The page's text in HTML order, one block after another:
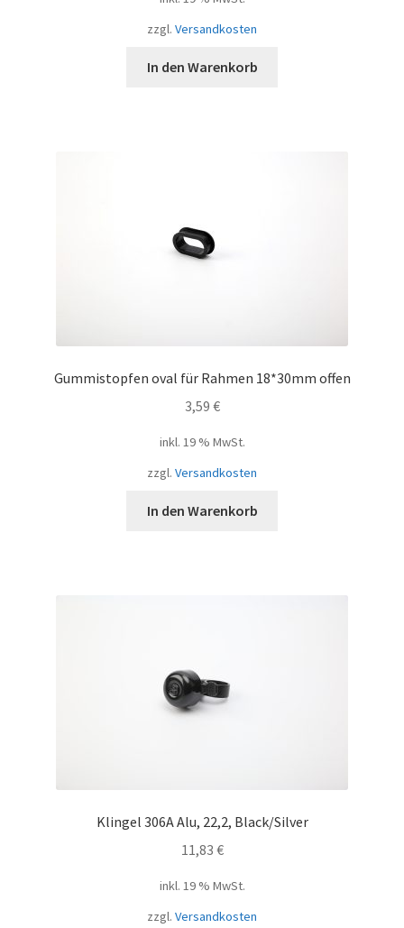
zzgl. Versandkosten
In den Warenkorb
Gummistopfen oval für Rahmen 18*30mm offen
3,59 €
inkl. 19 % MwSt.
zzgl. Versandkosten
In den Warenkorb
Klingel 306A Alu, 22,2, Black/Silver
11,83 €
inkl. 19 % MwSt.
zzgl. Versandkosten